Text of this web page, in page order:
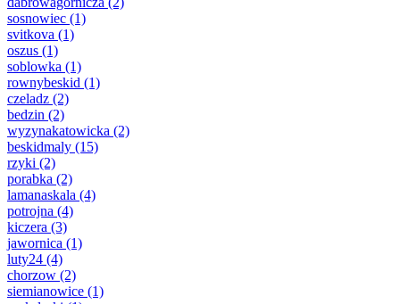
sosnowiec (1)
svitkova (1)
oszus (1)
soblowka (1)
rownybeskid (1)
czeladz (2)
bedzin (2)
wyzynakatowicka (2)
beskidmaly (15)
rzyki (2)
porabka (2)
lamanaskala (4)
potrojna (4)
kiczera (3)
jawornica (1)
luty24 (4)
chorzow (2)
siemianowice (1)